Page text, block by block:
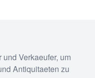
Verkaeufer, um
Antiquitaeten zu